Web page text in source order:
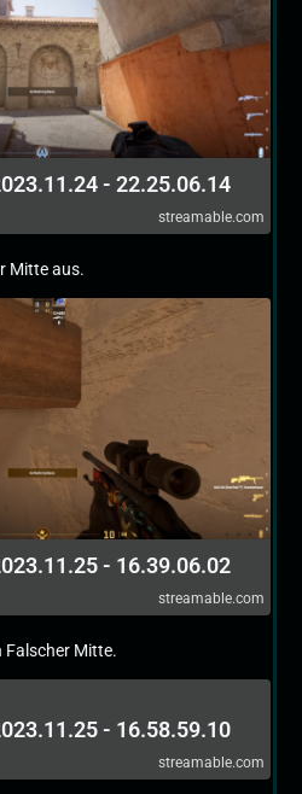
- 22.25.06.14
streamable.com
Mitte aus.
- 16.39.06.02
streamable.com
Falscher Mitte.
- 16.58.59.10
streamable.com